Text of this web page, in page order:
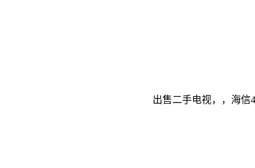
出售二手电视，，海信